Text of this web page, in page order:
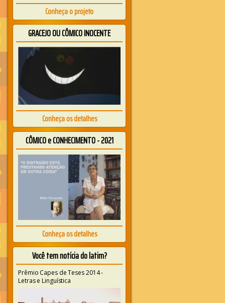
Conheça o projeto
GRACEJO OU CÔMICO INOCENTE
Conheça os detalhes
CÔMICO e CONHECIMENTO - 2021
Conheça os detalhes
Você tem notícia do latim?
Prêmio Capes de Teses 2014 -
Letras e Linguística